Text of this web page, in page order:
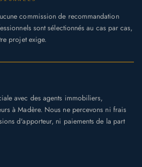
commission de recommandation
sont sélectionnés au cas par cas,
projet exige.
avec des agents immobiliers,
à Madère. Nous ne percevons ni frais
d'apporteur, ni paiements de la part